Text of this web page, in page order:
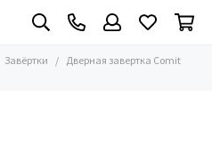
Завёртки
Дверная завертка Comit